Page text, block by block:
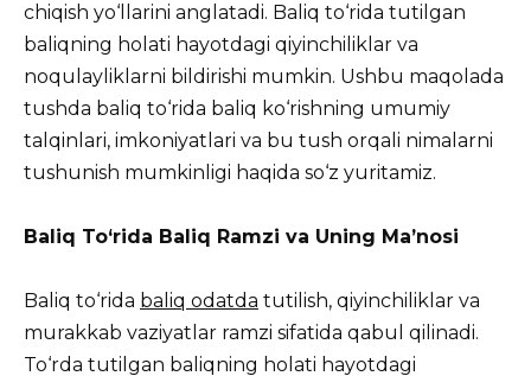
chiqish yo‘llarini anglatadi. Baliq to‘rida tutilgan
baliqning holati hayotdagi qiyinchiliklar va
noqulayliklarni bildirishi mumkin. Ushbu maqolada
tushda baliq to‘rida baliq ko‘rishning umumiy
talqinlari, imkoniyatlari va bu tush orqali nimalarni
tushunish mumkinligi haqida so‘z yuritamiz.
Baliq To‘rida Baliq Ramzi va Uning Ma’nosi
Baliq to‘rida baliq odatda tutilish, qiyinchiliklar va
murakkab vaziyatlar ramzi sifatida qabul qilinadi.
To‘rda tutilgan baliqning holati hayotdagi